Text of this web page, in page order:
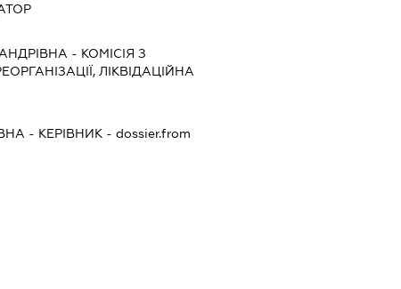
- КОМІСІЯ З
ЛІКВІДАЦІЙНА
- КЕРІВНИК - dossier.from